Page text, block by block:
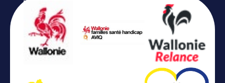
Avec le soutien de ...